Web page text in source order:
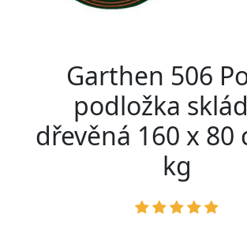
Garthen 506
podložka
dřevěná 160 x 80
kg